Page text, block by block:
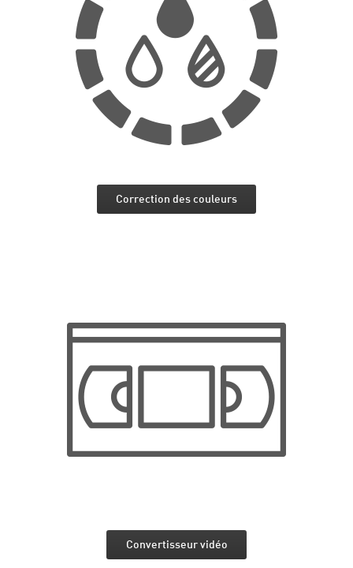
Correction des couleurs
Convertisseur vidéo